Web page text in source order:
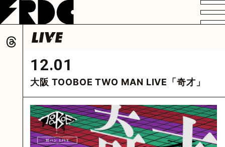
VIDEO
DISCOGRAPHY
GOODS
HOME
12.01
大阪 TOOBOE TWO MAN LIVE「奇才」